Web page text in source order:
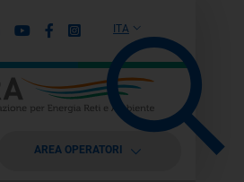
ITA
LinkedinYoutubeFacebook
Instagram
AREA OPERATORI